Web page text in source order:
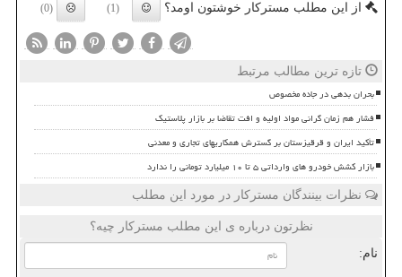
از این مطلب مسترکار خوشتون اومد؟ (1)
(0)
تازه ترین مطالب مرتبط
بحران بدهی در جاده مخصوص
فشار هم زمان گرانی مواد اولیه و افت تقاضا بر بازار پلاستیک
تأکید ایران و قرقیزستان بر گسترش همکاریهای تجاری و معدنی
بازار کشش خودرو های وارداتی ۵ تا ۱۰ میلیارد تومانی را ندارد
نظرات بینندگان مسترکار در مورد این مطلب
نظرتون درباره ی این مطلب مسترکار چیه؟
نام: